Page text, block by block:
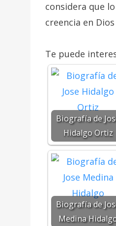
considera que
creencia en
Te puede
Biografía de
Hidalgo Ortiz
Biografía de
Medina